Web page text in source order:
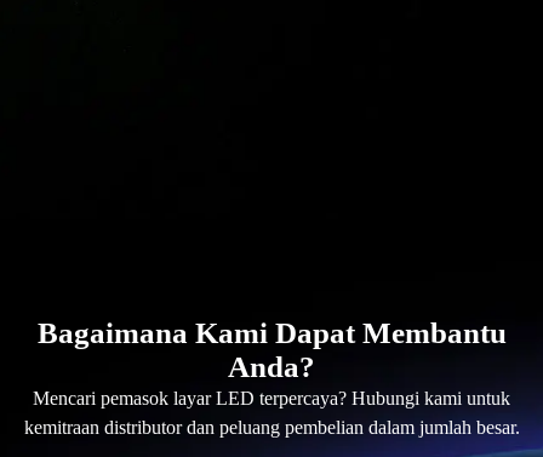
Bagaimana Kami Dapat Membantu
Anda?
Mencari pemasok layar LED terpercaya? Hubungi kami untuk
kemitraan distributor dan peluang pembelian dalam jumlah besar.